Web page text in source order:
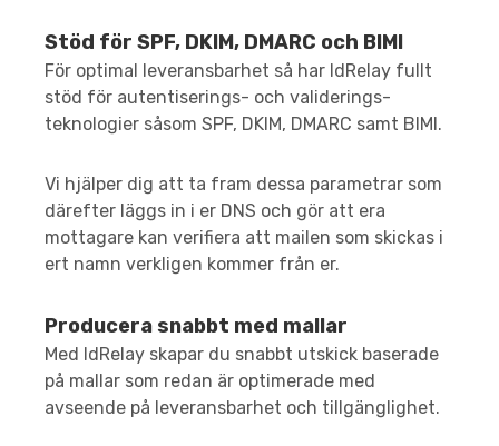
Stöd för SPF, DKIM, DMARC och BIMI
För optimal leveransbarhet så har IdRelay fullt
stöd för autentiserings- och validerings-
teknologier såsom SPF, DKIM, DMARC samt BIMI.
Vi hjälper dig att ta fram dessa parametrar som
därefter läggs in i er DNS och gör att era
mottagare kan verifiera att mailen som skickas i
ert namn verkligen kommer från er.
Producera snabbt med mallar
Med IdRelay skapar du snabbt utskick baserade
på mallar som redan är optimerade med
avseende på leveransbarhet och tillgänglighet.